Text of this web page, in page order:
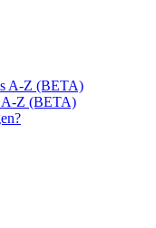
A-Z (BETA)
A-Z (BETA)